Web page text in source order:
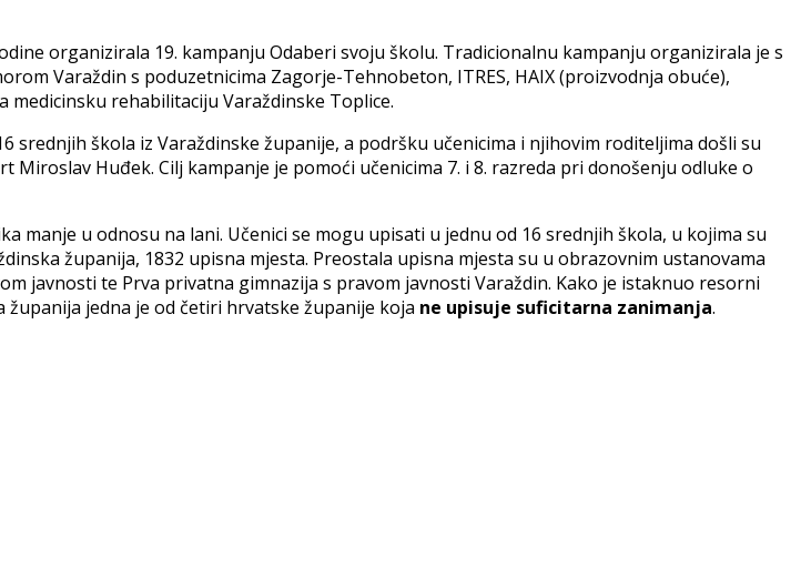
organizirala 19. kampanju Odaberi svoju školu. Tradicionalnu kampanju organizirala je s
Varaždin s poduzetnicima Zagorje-Tehnobeton, ITRES, HAIX (proizvodnja obuće),
medicinsku rehabilitaciju Varaždinske Toplice.
škola iz Varaždinske županije, a podršku učenicima i njihovim roditeljima došli su
Huđek. Cilj kampanje je pomoći učenicima 7. i 8. razreda pri donošenju odluke o
manje u odnosu na lani. Učenici se mogu upisati u jednu od 16 srednjih škola, u kojima su
županija, 1832 upisna mjesta. Preostala upisna mjesta su u obrazovnim ustanovama
javnosti te Prva privatna gimnazija s pravom javnosti Varaždin. Kako je istaknuo resorni
jedna je od četiri hrvatske županije koja ne upisuje suficitarna zanimanja.